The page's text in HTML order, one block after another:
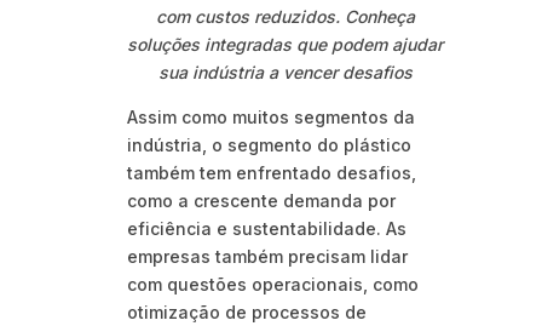
com custos reduzidos. Conheça
soluções integradas que podem ajudar
sua indústria a vencer desafios
Assim como muitos segmentos da
indústria, o segmento do plástico
também tem enfrentado desafios,
como a crescente demanda por
eficiência e sustentabilidade. As
empresas também precisam lidar
com questões operacionais, como
otimização de processos de